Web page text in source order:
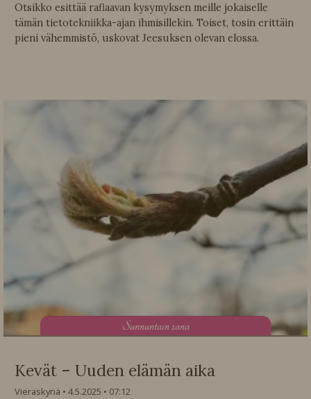
Otsikko esittää raflaavan kysymyksen meille jokaiselle
tämän tietotekniikka-ajan ihmisillekin. Toiset, tosin erittäin
pieni vähemmistö, uskovat Jeesuksen olevan elossa.
Sunnuntain sana
Kevät – Uuden elämän aika
Vieraskynä 4.5.2025
07:12